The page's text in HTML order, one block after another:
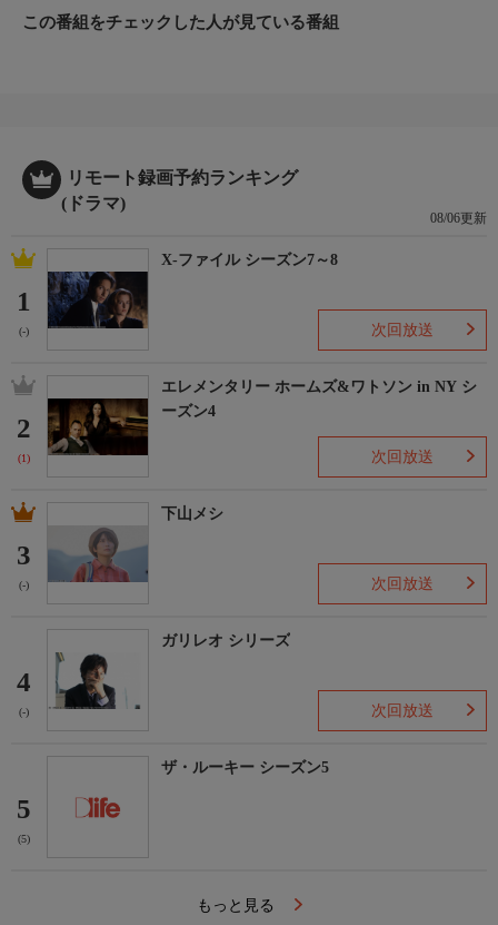
この番組をチェックした人が見ている番組
リモート録画予約ランキング
(ドラマ)
08/06更新
1
(-)
X-ファイル シーズン7～8
次回放送
2
(1)
エレメンタリー ホームズ&ワトソン in NY シ
ーズン4
次回放送
3
(-)
下山メシ
次回放送
4
(-)
ガリレオ シリーズ
次回放送
5
(5)
ザ・ルーキー シーズン5
もっと見る